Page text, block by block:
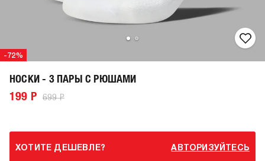
-72%
НОСКИ - 3 ПАРЫ С РЮШАМИ
199 Р 699 Р
ХОТИТЕ ДЕШЕВЛЕ? АВТОРИЗУЙТЕСЬ